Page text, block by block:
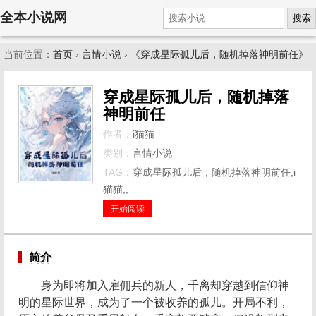
全本小说网 搜索
当前位置： 首页 › 言情小说 › 《穿成星际孤儿后，随机掉落神明前任》
穿成星际孤儿后，随机掉落
神明前任
作者： i猫猫
类别： 言情小说
TAG： 穿成星际孤儿后，随机掉落神明前任,i
猫猫,,
开始阅读
简介
身为即将加入雇佣兵的新人，千离却穿越到信仰神
明的星际世界，成为了一个被收养的孤儿。开局不利，